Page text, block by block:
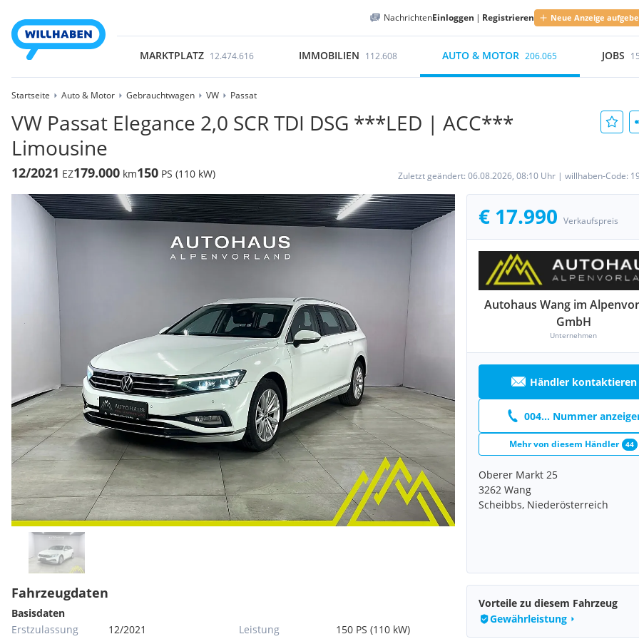
NachrichtenEinloggen | Registrieren Neue Anzeige
MARKTPLATZ 12.474.616 IMMOBILIEN 112.608 AUTO & MOTOR 206.065 JOBS
Startseite Auto & Motor Gebrauchtwagen VW Passat
VW Passat Elegance 2,0 SCR TDI DSG ***LED | ACC***
Limousine
12/2021 EZ179.000 km150 PS (110 kW) Zuletzt geändert: 06.08.2026, 08:10 Uhr | willhaben-Code:
€ 17.990 Verkaufspreis
Autohaus Wang im
GmbH
Unternehmen
Händler kontaktieren
004... Nummer
Mehr von diesem Händler 44
Oberer Markt 25
3262 Wang
Scheibbs, Niederösterreich
Fahrzeugdaten
Basisdaten
Erstzulassung
12/2021 Leistung 150 PS (110 kW)
Vorteile zu diesem Fahrzeug
Gewährleistung